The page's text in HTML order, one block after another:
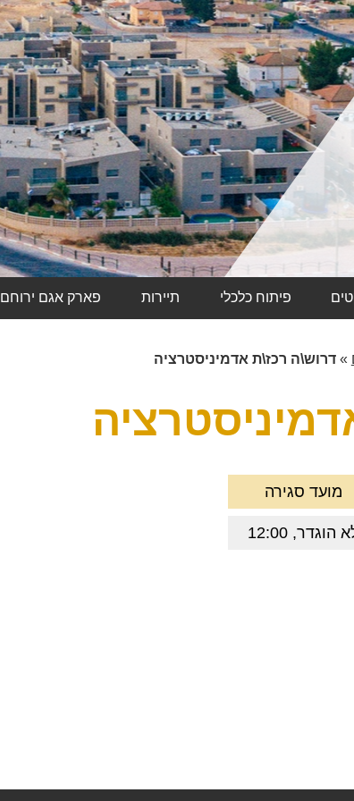
פיתוח כלכלי תיירות פארק אגם ירוחם
»דרוש\ה רכז\ת אדמיניסטרציה
מועד סגירה
הוגדר, 12:00